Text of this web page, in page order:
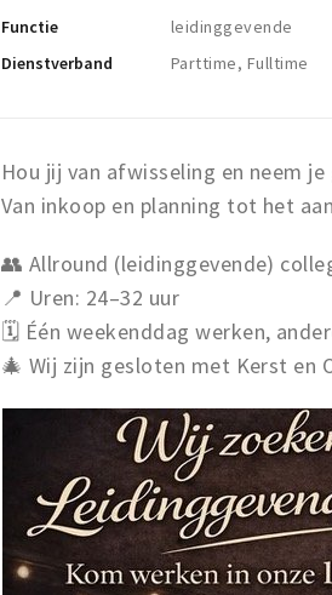
Functie
leidinggevende
Dienstverband
Parttime, Fulltime
Hou jij van afwisseling en neem
Van inkoop en planning tot het
👥 Allround (leidinggevende)
📍 Uren: 24–32 uur
🗓️ Één weekenddag werken,
🎄 Wij zijn gesloten met Kerst en